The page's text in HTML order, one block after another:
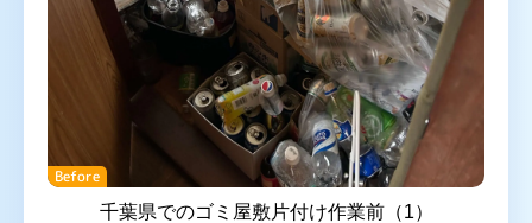
Before
千葉県でのゴミ屋敷片付け作業前（1）